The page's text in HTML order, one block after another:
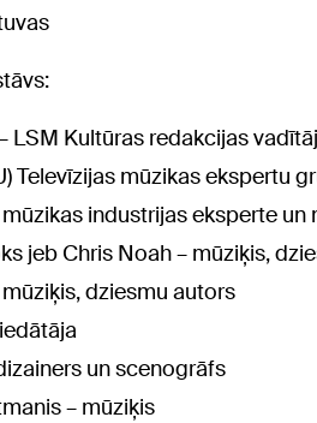
LSM Kultūras redakcijas
Televīzijas mūzikas ekspertu
industrijas eksperte
jeb Chris Noah – mūziķis,
dziesmu autors
un scenogrāfs
– mūziķis